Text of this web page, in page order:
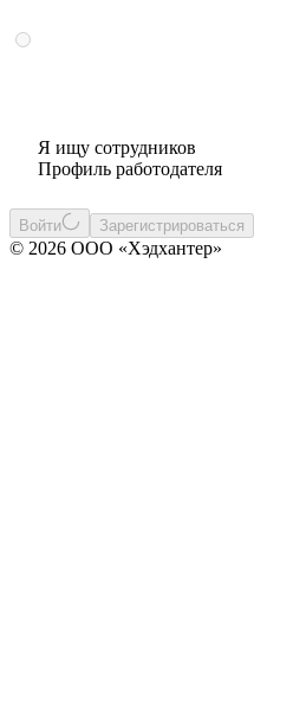
Я ищу сотрудников
Профиль работодателя
Войти Зарегистрироваться
© 2026 ООО «Хэдхантер»